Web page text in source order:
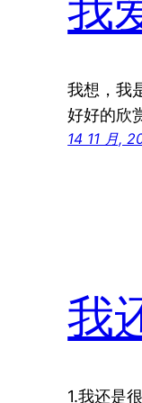
我想，我
好好的欣
14 11 月,
我
1.我还是